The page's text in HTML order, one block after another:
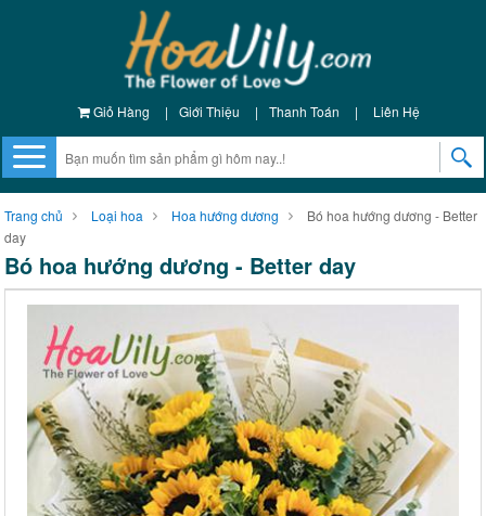
Giỏ Hàng | Giới Thiệu | Thanh Toán | Liên Hệ
Trang chủ Loại hoa Hoa hướng dương
Bó hoa hướng dương - Better
day
Bó hoa hướng dương - Better day